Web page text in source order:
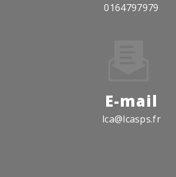
0164797979
E-mail
lca@lcasps.fr